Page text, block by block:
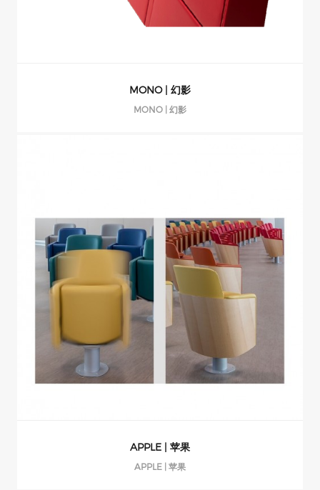
MONO | 幻影
MONO | 幻影
APPLE | 苹果
APPLE | 苹果